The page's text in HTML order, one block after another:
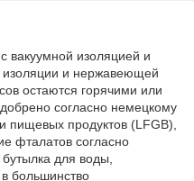
вакуумной изоляцией и
изоляции и нержавеющей
остаются горячими или
согласно немецкому
пищевых продуктов (LFGB),
фталатов согласно
для воды,
большинство